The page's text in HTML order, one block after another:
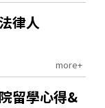
律人
more+
留學心得&